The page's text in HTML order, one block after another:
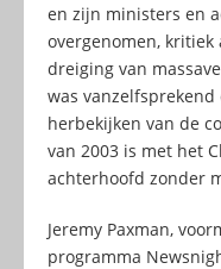
en zijn ministers en
overgenomen, kritiek
dreiging van
was
herbekijken van de
van 2003 is met het
achterhoofd zonder
Jeremy Paxman,
programma